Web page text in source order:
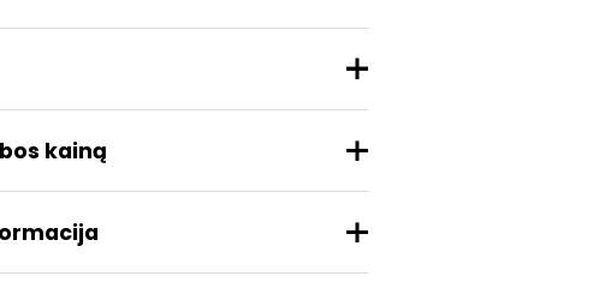
kainą